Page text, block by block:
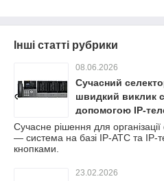
Інші статті рубрики
08.06.2026
Сучасний
швидкий виклик
допомогою IP-
Сучасне рішення для організації
— система на базі IP-АТС та IP-
кнопками.
23.02.2026